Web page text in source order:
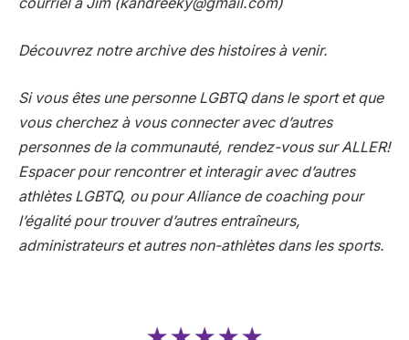
courriel à Jim (kandreeky@gmail.com)
Découvrez notre archive des histoires à venir.
Si vous êtes une personne LGBTQ dans le sport et que
vous cherchez à vous connecter avec d’autres
personnes de la communauté, rendez-vous surALLER!
Espacerpour rencontrer et interagir avec d’autres
athlètes LGBTQ, ou pourAlliance de coaching pour
l’égalitépour trouver d’autres entraîneurs,
administrateurs et autres non-athlètes dans les sports.